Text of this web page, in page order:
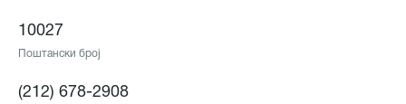
10027
Поштански број
(212) 678-2908